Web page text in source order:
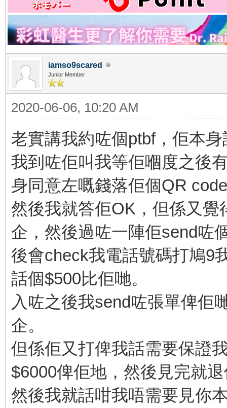
iamso9scared
Junior Member
2020-06-06, 10:20 AM
老實講我約咗個ptbf，佢本
我到咗佢叫我等佢嗰度之後
身同意左嘅錢落佢個QR
然後我就答佢OK，但係又
企，然後過咗一陣佢send咗
後會check我電話號碼打鳩9
話個$500比佢哋。
入咗之後我send咗張單俾佢
企。
但係佢又打俾我話需要保證
$6000俾佢地，然後見完就
然後我就話咁我唔需要見你